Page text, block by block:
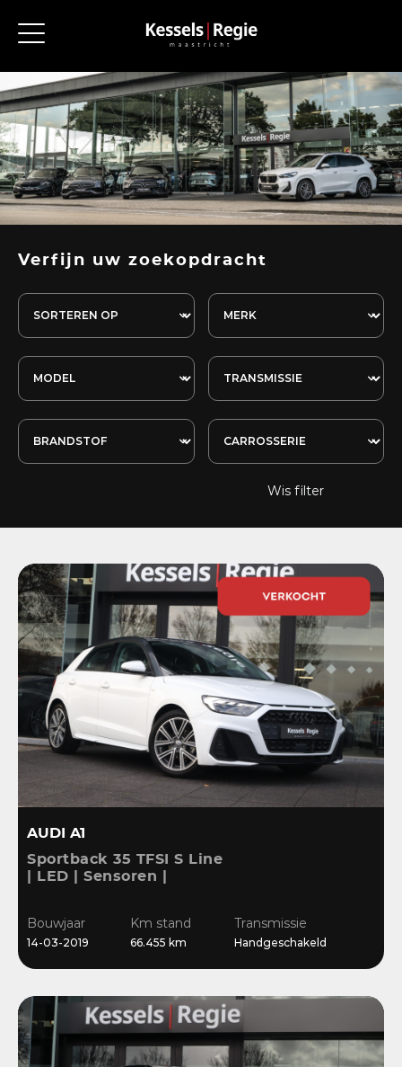
Verfijn uw zoekopdracht
Wis filter
AUDI A1
Sportback 35 TFSI S Line
| LED | Sensoren |
Bouwjaar
14-03-2019
Km stand
66.455 km
Transmissie
Handgeschakeld